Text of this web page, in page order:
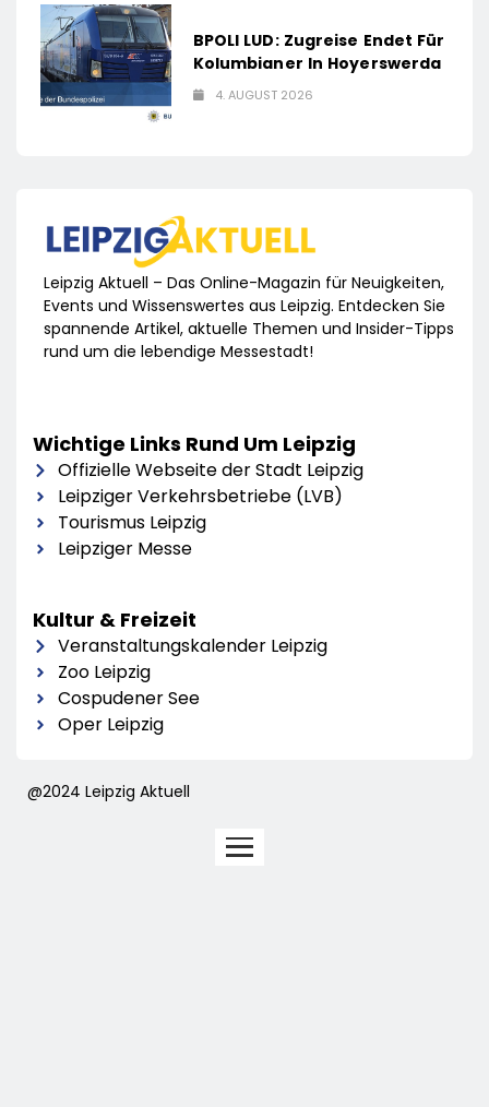
BPOLI LUD: Zugreise Endet Für
Kolumbianer In Hoyerswerda
4. AUGUST 2026
Leipzig Aktuell – Das Online-Magazin für Neuigkeiten,
Events und Wissenswertes aus Leipzig. Entdecken Sie
spannende Artikel, aktuelle Themen und Insider-Tipps
rund um die lebendige Messestadt!
Wichtige Links Rund Um Leipzig
Offizielle Webseite der Stadt Leipzig
Leipziger Verkehrsbetriebe (LVB)
Tourismus Leipzig
Leipziger Messe
Kultur & Freizeit
Veranstaltungskalender Leipzig
Zoo Leipzig
Cospudener See
Oper Leipzig
@2024 Leipzig Aktuell